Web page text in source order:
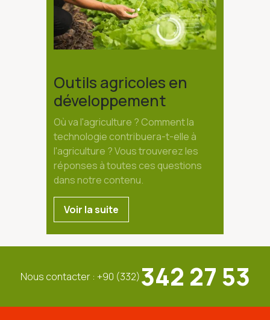
Outils agricoles en
développement
Où va l'agriculture ? Comment la
technologie contribuera-t-elle à
l'agriculture ? Vous trouverez les
réponses à toutes ces questions
dans notre contenu.
Voir la suite
Nous contacter : +90 (332)342 27 53